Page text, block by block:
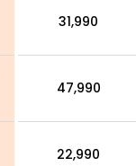
31,990
47,990
22,990